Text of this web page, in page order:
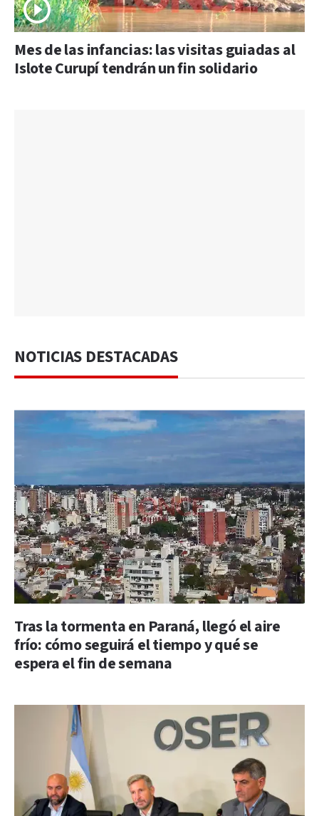
Mes de las infancias: las visitas guiadas al
Islote Curupí tendrán un fin solidario
NOTICIAS DESTACADAS
Tras la tormenta en Paraná, llegó el aire
frío: cómo seguirá el tiempo y qué se
espera el fin de semana